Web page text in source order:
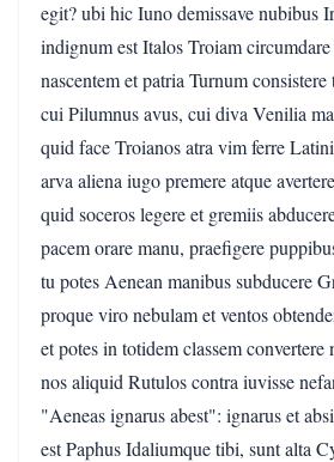
egit? ubi hic Iuno demissave nubibus
indignum est Italos Troiam
nascentem et patria Turnum consistere
cui Pilumnus avus, cui diva Venilia
quid face Troianos atra vim ferre
arva aliena iugo premere atque
quid soceros legere et gremiis
pacem orare manu, praefigere
tu potes Aenean manibus subducere
proque viro nebulam et ventos
et potes in totidem classem convertere
nos aliquid Rutulos contra iuvisse
"Aeneas ignarus abest": ignarus et
est Paphus Idaliumque tibi, sunt alta